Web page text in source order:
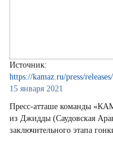
Источник:
https://kamaz.ru/press/
15 января 2021
Пресс-атташе команды
из Джидды (Саудовская
заключительного этапа